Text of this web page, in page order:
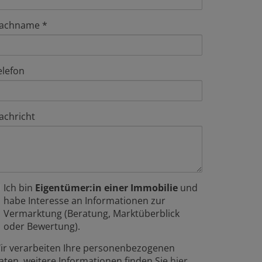
Ich bin Eigentümer:in einer Immobilie und
habe Interesse an Informationen zur
Vermarktung (Beratung, Marktüberblick
oder Bewertung).
verarbeiten Ihre personenbezogenen